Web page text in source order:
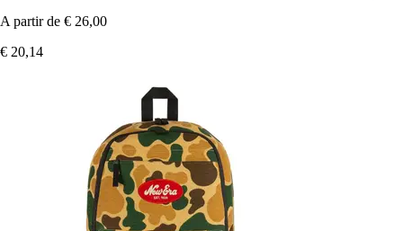
A partir de € 26,00
€ 20,14